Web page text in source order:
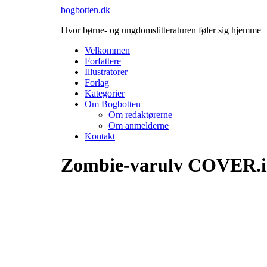
bogbotten.dk
Hvor børne- og ungdomslitteraturen føler sig hjemme
Velkommen
Forfattere
Illustratorer
Forlag
Kategorier
Om Bogbotten
Om redaktørerne
Om anmelderne
Kontakt
Zombie-varulv